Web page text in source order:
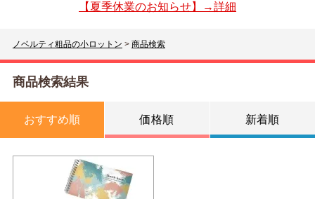
【夏季休業のお知らせ】→詳細
ノベルティ粗品の小ロットン > 商品検索
商品検索結果
おすすめ順 価格順 新着順